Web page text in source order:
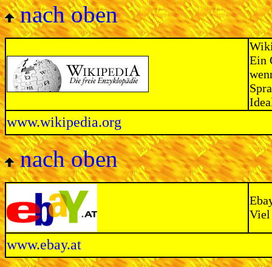
nach oben
Ein
www.wikipedia.org
nach oben
Viel
www.ebay.at